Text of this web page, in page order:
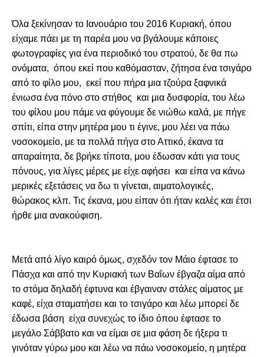
Όλα ξεκίνησαν το Ιανουάριο του 2016 Κυριακή, όπου
είχαμε πάει με τη παρέα μου να βγάλουμε κάποιες
φωτογραφίες για ένα περιοδικό του στρατού, δε θα πω
ονόματα,  όπου εκεί που καθόμασταν, ζήτησα ένα τσιγάρο
από το φίλο μου,  εκεί που πήρα μια τζούρα ξαφνικά
ένιωσα ένα πόνο στο στήθος  και μια δυσφορία, του λέω
του φίλου μου πάμε να φύγουμε δε νιώθω καλά, με πήγε
σπίτι, είπα στην μητέρα μου τι έγινε, μου λέει να πάω
νοσοκομείο, με τα πολλά πήγα στο Αττικό, έκανα τα
απαραίτητα, δε βρήκε τίποτα, μου έδωσαν κάτι για τους
πόνους, για λίγες μέρες με είχε αφήσει  και είπα να κάνω
μερικές εξετάσεις να δω τι γίνεται, αιματολογικές,
θώρακος κλπ. Τις έκανα, μου είπαν ότι ήταν καλές και έτσι
ήρθε μια ανακούφιση.
Μετά από λίγο καιρό όμως, σχεδόν τον Μάιο έφτασε το
Πάσχα και από την Κυριακή των Βαΐων έβγαζα αίμα από
το στόμα δηλαδή έφτυνα και έβγαιναν στάλες αίματος με
καφέ, είχα σταματήσει και το τσιγάρο και λέω μπορεί δε
έδωσα βάση  είχα συνεχώς το ίδιο όπου έφτασε το
μεγάλο Σάββατο και να είμαι σε μια φάση δε ήξερα τι
γινόταν γύρω μου και λέω να πάω νοσοκομείο, η μητέρα